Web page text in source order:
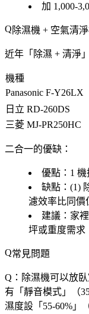
加 1,000-
除濕機 + 空氣清
近年「 除濕 + 清淨
機種
Panasonic F-Y26LX
日立 RD-260DS
三菱 MJ-PR250HC
二合一的優缺 ：
優點 ：1
缺點 ：(1)
濾效率比同價
建議 ： 家
坪或重度需求
常見問題
Q：除濕機可以放
有「 靜音模式 」（
濕度設「 55-60% 」